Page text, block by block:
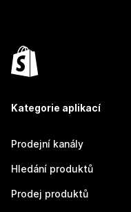
Kategorie aplikací
Prodejní kanály
Hledání produktů
Prodej produktů